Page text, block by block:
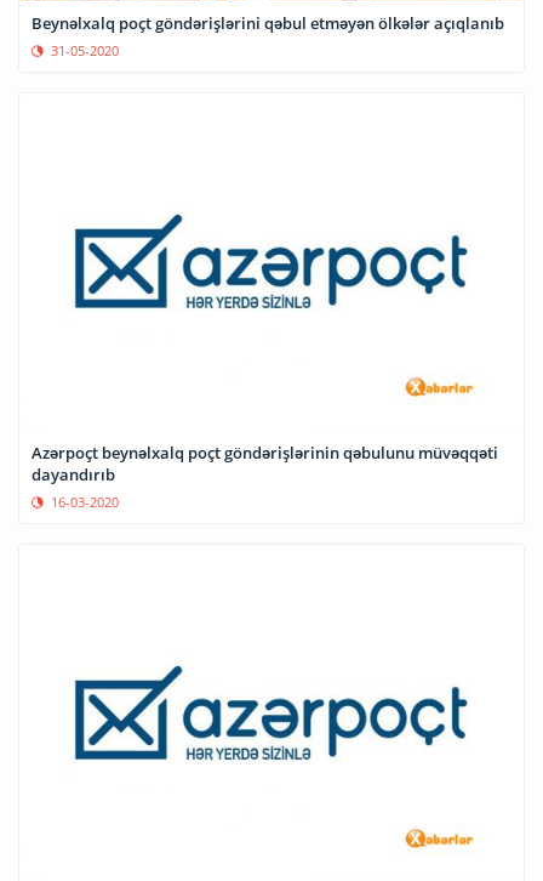
Beynəlxalq poçt göndərişlərini qəbul etməyən ölkələr açıqlanıb
31-05-2020
Azərpoçt beynəlxalq poçt göndərişlərinin qəbulunu müvəqqəti
dayandırıb
16-03-2020